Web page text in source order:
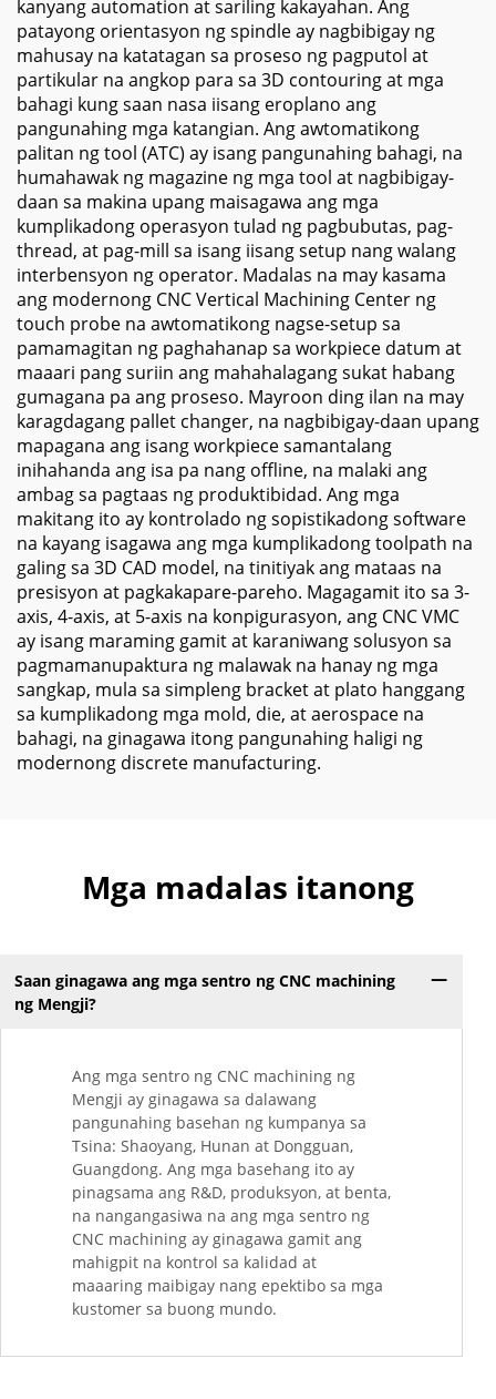
kanyang automation at sariling kakayahan. Ang
patayong orientasyon ng spindle ay nagbibigay ng
mahusay na katatagan sa proseso ng pagputol at
partikular na angkop para sa 3D contouring at mga
bahagi kung saan nasa iisang eroplano ang
pangunahing mga katangian. Ang awtomatikong
palitan ng tool (ATC) ay isang pangunahing bahagi, na
humahawak ng magazine ng mga tool at nagbibigay-
daan sa makina upang maisagawa ang mga
kumplikadong operasyon tulad ng pagbubutas, pag-
thread, at pag-mill sa isang iisang setup nang walang
interbensyon ng operator. Madalas na may kasama
ang modernong CNC Vertical Machining Center ng
touch probe na awtomatikong nagse-setup sa
pamamagitan ng paghahanap sa workpiece datum at
maaari pang suriin ang mahahalagang sukat habang
gumagana pa ang proseso. Mayroon ding ilan na may
karagdagang pallet changer, na nagbibigay-daan upang
mapagana ang isang workpiece samantalang
inihahanda ang isa pa nang offline, na malaki ang
ambag sa pagtaas ng produktibidad. Ang mga
makitang ito ay kontrolado ng sopistikadong software
na kayang isagawa ang mga kumplikadong toolpath na
galing sa 3D CAD model, na tinitiyak ang mataas na
presisyon at pagkakapare-pareho. Magagamit ito sa 3-
axis, 4-axis, at 5-axis na konpigurasyon, ang CNC VMC
ay isang maraming gamit at karaniwang solusyon sa
pagmamanupaktura ng malawak na hanay ng mga
sangkap, mula sa simpleng bracket at plato hanggang
sa kumplikadong mga mold, die, at aerospace na
bahagi, na ginagawa itong pangunahing haligi ng
modernong discrete manufacturing.
Mga madalas itanong
Saan ginagawa ang mga sentro ng CNC machining
ng Mengji?
Ang mga sentro ng CNC machining ng
Mengji ay ginagawa sa dalawang
pangunahing basehan ng kumpanya sa
Tsina: Shaoyang, Hunan at Dongguan,
Guangdong. Ang mga basehang ito ay
pinagsama ang R&D, produksyon, at benta,
na nangangasiwa na ang mga sentro ng
CNC machining ay ginagawa gamit ang
mahigpit na kontrol sa kalidad at
maaaring maibigay nang epektibo sa mga
kustomer sa buong mundo.